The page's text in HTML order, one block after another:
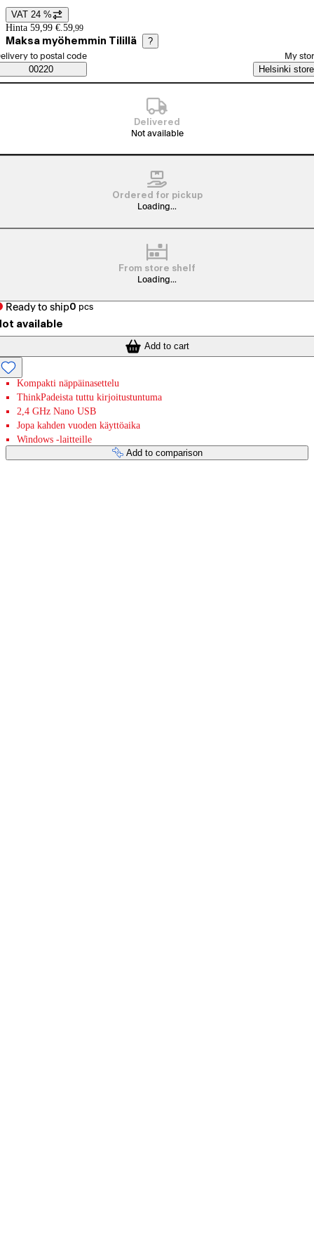
Price details
VAT 24 %
Hinta 59,99 €. 59,99
Maksa myöhemmin Tilillä ?
Saatavuustiedot
order method
to postal code
00220
My
Helsinki store
Delivered
Not available
Ordered for pickup
Loading...
From store shelf
Loading...
Ready to ship0 pcs
available
Add to cart
Kompakti näppäinasettelu
ThinkPadeista tuttu kirjoitustuntuma
2,4 GHz Nano USB
Jopa kahden vuoden käyttöaika
Windows -laitteille
Add to comparison